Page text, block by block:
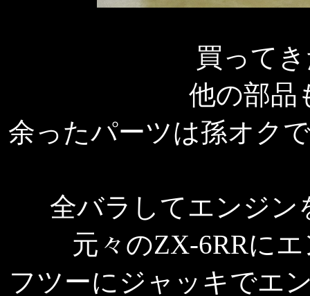
買って
他の部品
余ったパーツは孫オク
全バラしてエンジン
元々のZX-6RRに
フツーにジャッキでエ